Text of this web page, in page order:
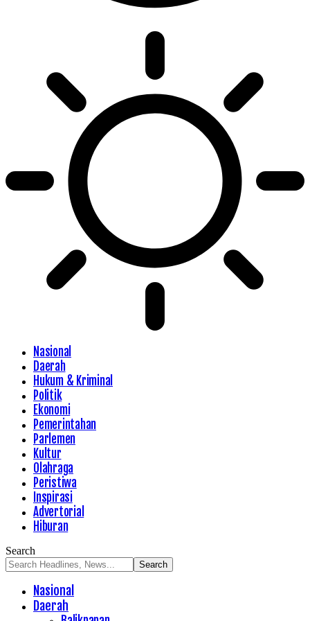
Nasional
Daerah
Hukum & Kriminal
Politik
Ekonomi
Pemerintahan
Parlemen
Kultur
Olahraga
Peristiwa
Inspirasi
Advertorial
Hiburan
Search
Nasional
Daerah